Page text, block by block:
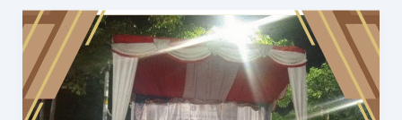
Warna
Unggu
Putih